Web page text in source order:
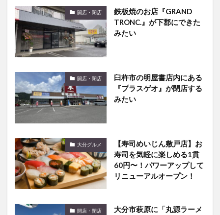
開店・閉店
鉄板焼のお店『GRAND
TRONC.』が下郡にできた
みたい
開店・閉店
臼杵市の明屋書店内にある
『プラスゲオ』が閉店する
みたい
大分グルメ
【寿司めいじん敷戸店】お
寿司を気軽に楽しめる1貫
60円〜！パワーアップして
リニューアルオープン！
開店・閉店
大分市萩原に「丸源ラーメ